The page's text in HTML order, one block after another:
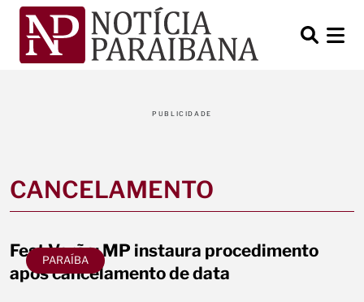
PUBLICIDADE
CANCELAMENTO
PARAÍBA
Fest Verão: MP instaura procedimento
após cancelamento de data